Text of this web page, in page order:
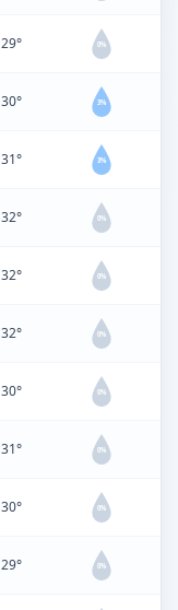
29° 0%
30° 3%
31° 3%
32° 0%
32° 0%
32° 0%
30° 0%
31° 0%
30° 0%
29° 0%